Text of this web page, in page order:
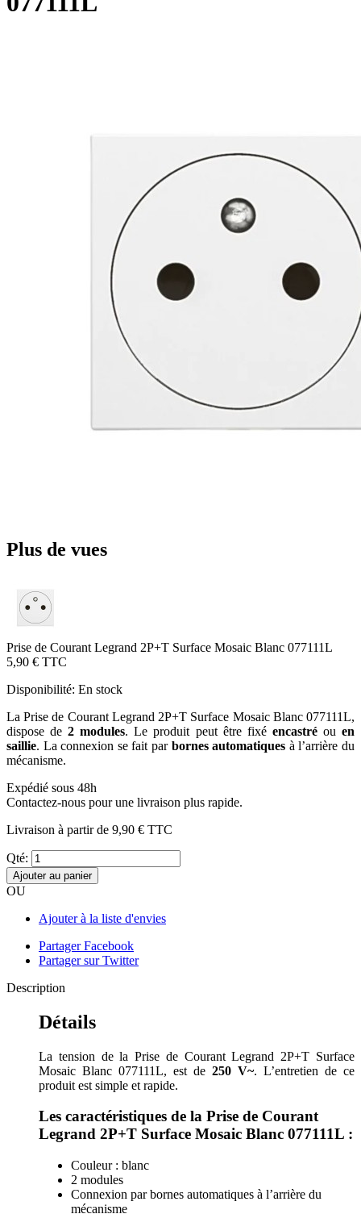
Plus de vues
Prise de Courant Legrand 2P+T Surface Mosaic Blanc 077111L
5,90 € TTC
Disponibilité: En stock
La Prise de Courant Legrand 2P+T Surface Mosaic Blanc 077111L,
dispose de2 modules. Le produit peut être fixé encastréouen
saillie. La connexion se fait par bornes automatiques à l’arrière du
mécanisme.
Expédié sous 48h
Contactez-nous pour une livraison plus rapide.
Livraison à partir de 9,90 € TTC
Qté:
Ajouter au panier
OU
Ajouter à la liste d'envies
Partager Facebook
Partager sur Twitter
Description
Détails
La tension de la Prise de Courant Legrand 2P+T Surface
Mosaic Blanc 077111L, est de 250 V~. L’entretien de ce
produit est simple et rapide.
Les caractéristiques de la Prise de Courant
Legrand 2P+T Surface Mosaic Blanc 077111L :
Couleur : blanc
2 modules
Connexion par bornes automatiques à l’arrière du
mécanisme